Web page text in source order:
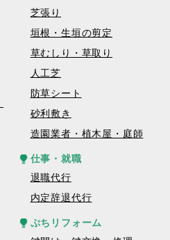
芝張り
垣根・生垣の剪定
草むしり・草取り
人工芝
防草シート
砂利敷き
造園業者・植木屋・庭師
仕事・就職
退職代行
内定辞退代行
ぷちリフォーム